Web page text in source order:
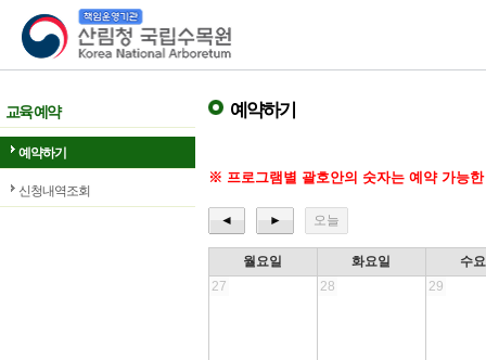
산림청 국립수목원
교육 예약
예약하기
신청내역조회
예약하기
※ 프로그램별 괄호안의 숫자는 예약 가능
◄ ► 오늘
월요일 화요일
수
27
28 29